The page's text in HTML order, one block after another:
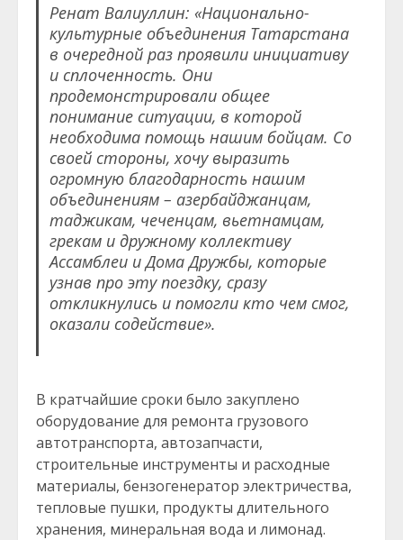
Ренат Валиуллин: «Национально-
культурные объединения Татарстана
в очередной раз проявили инициативу
и сплоченность. Они
продемонстрировали общее
понимание ситуации, в которой
необходима помощь нашим бойцам. Со
своей стороны, хочу выразить
огромную благодарность нашим
объединениям – азербайджанцам,
таджикам, чеченцам, вьетнамцам,
грекам и дружному коллективу
Ассамблеи и Дома Дружбы, которые
узнав про эту поездку, сразу
откликнулись и помогли кто чем смог,
оказали содействие».
В кратчайшие сроки было закуплено
оборудование для ремонта грузового
автотранспорта, автозапчасти,
строительные инструменты и расходные
материалы, бензогенератор электричества,
тепловые пушки, продукты длительного
хранения, минеральная вода и лимонад.